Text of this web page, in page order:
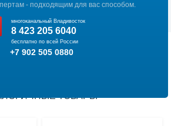
- подходящим для вас способом.
многоканальный Владивосток
8 423 205 6040
бесплатно по всей России
+7 902 505 0880
ТОВАРЫ